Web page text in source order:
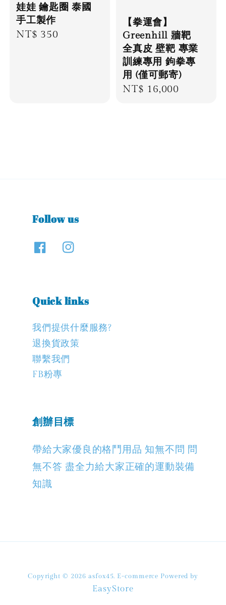
娃娃 鑰匙圈 泰國
手工製作
Regular
NT$ 350
【拳運會】
Greenhill 牆靶
全真皮 壁靶 專業
訓練專用 鉤拳專
用 (僅可郵寄)
Regular
NT$ 16,000
Follow us
Quick links
我們提供什麼服務?
退換貨政策
聯繫我們
FB粉專
創辦目標
帶給大家優良的格鬥用品 知無不問 問
無不答 盡全力給大家正確的運動裝備
知識
Copyright © 2026 asfox45. E-commerce Powered by
EasyStore